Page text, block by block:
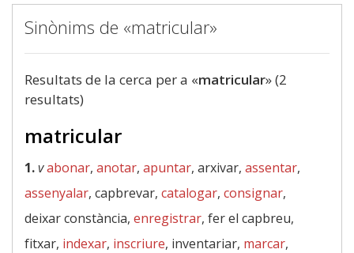
Sinònims de «matricular»
Resultats de la cerca per a «matricular» (2
resultats)
matricular
1.vabonar, anotar, apuntar, arxivar, assentar,
assenyalar, capbrevar, catalogar, consignar,
deixar constància, enregistrar, fer el capbreu,
fitxar, indexar, inscriure, inventariar, marcar,